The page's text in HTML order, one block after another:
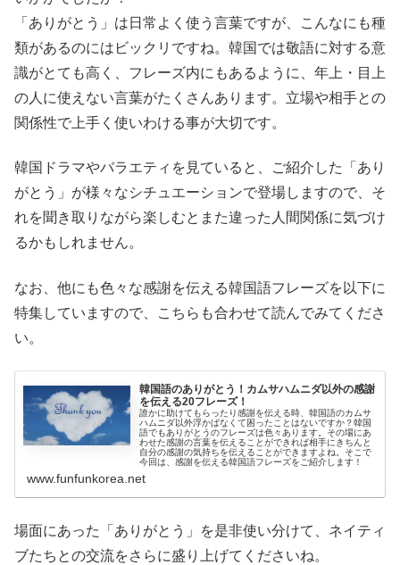
「ありがとう」は日常よく使う言葉ですが、こんなにも種
類があるのにはビックリですね。韓国では敬語に対する意
識がとても高く、フレーズ内にもあるように、年上・目上
の人に使えない言葉がたくさんあります。立場や相手との
関係性で上手く使いわける事が大切です。
韓国ドラマやバラエティを見ていると、ご紹介した「あり
がとう」が様々なシチュエーションで登場しますので、そ
れを聞き取りながら楽しむとまた違った人間関係に気づけ
るかもしれません。
なお、他にも色々な感謝を伝える韓国語フレーズを以下に
特集していますので、こちらも合わせて読んでみてくださ
い。
韓国語のありがとう！カムサハムニダ以外の感謝
を伝える20フレーズ！
誰かに助けてもらったり感謝を伝える時、韓国語のカムサ
ハムニダ以外浮かばなくて困ったことはないですか？韓国
語でもありがとうのフレーズは色々あります。その場にあ
わせた感謝の言葉を伝えることができれば相手にきちんと
自分の感謝の気持ちを伝えることができますよね。そこで
今回は、感謝を伝える韓国語フレーズをご紹介します！
www.funfunkorea.net
場面にあった「ありがとう」を是非使い分けて、ネイティ
ブたちとの交流をさらに盛り上げてくださいね。